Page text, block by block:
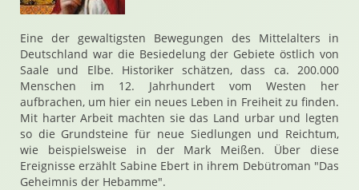
Eine der gewaltigsten Bewegungen des Mittelalters in
Deutschland war die Besiedelung der Gebiete östlich von
Saale und Elbe. Historiker schätzen, dass ca. 200.000
Menschen im 12. Jahrhundert vom Westen her
aufbrachen, um hier ein neues Leben in Freiheit zu finden.
Mit harter Arbeit machten sie das Land urbar und legten
so die Grundsteine für neue Siedlungen und Reichtum,
wie beispielsweise in der Mark Meißen. Über diese
Ereignisse erzählt Sabine Ebert in ihrem Debütroman "Das
Geheimnis der Hebamme".